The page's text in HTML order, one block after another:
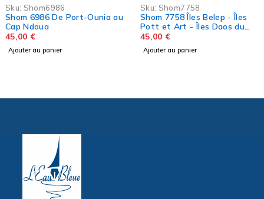
Ounia au
Sku:
Shom 7758 Îles Belep - Îles
Pott et Art - Îles Daos du